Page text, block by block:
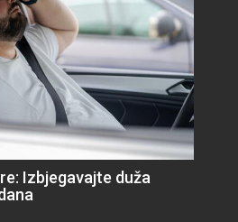
Izbjegavajte duža